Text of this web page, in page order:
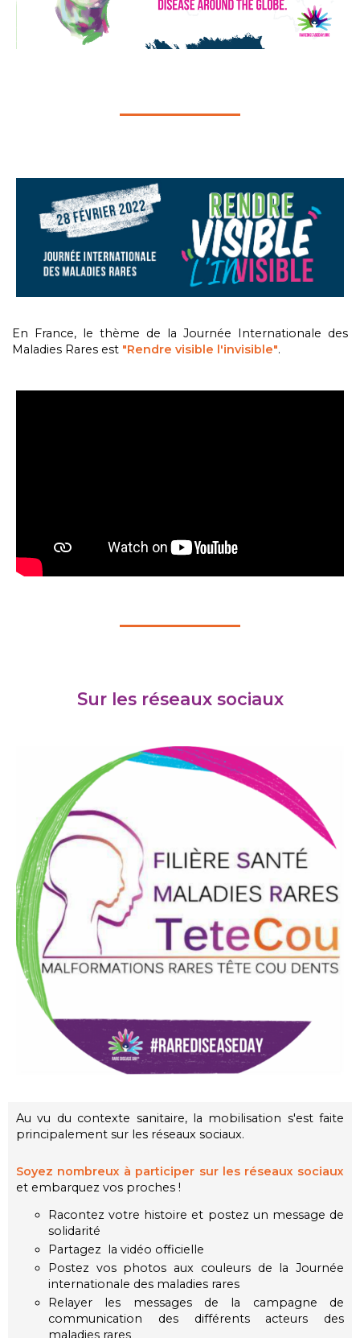
En France, le thème de la Journée Internationale des
Maladies Rares est "Rendre visible l'invisible".
Sur les réseaux sociaux
Au vu du contexte sanitaire, la mobilisation s'est faite
principalement sur les réseaux sociaux.
Soyez nombreux à participer sur les réseaux sociaux
et embarquez vos proches !
Racontez votre histoire et postez un message de
solidarité
Partagez la vidéo officielle
Postez vos photos aux couleurs de la Journée
internationale des maladies rares
Relayer les messages de la campagne de
communication des différents acteurs des
maladies rares